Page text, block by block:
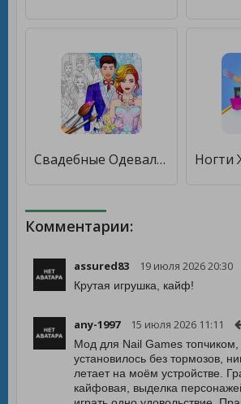
Свадебные Одевалки Раскраски [Мод меню]
Комментарии:
assured83 19 июля 2026 20:30
Крутая игрушка, кайф!
any-1997 15 июля 2026 11:11
Мод для Nail Games топчиком,
установилось без тормозов,
летает на моём устройстве.
кайфовая, выделка